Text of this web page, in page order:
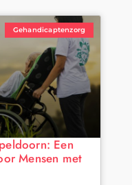
Gehandicaptenzorg
Een
Mensen met